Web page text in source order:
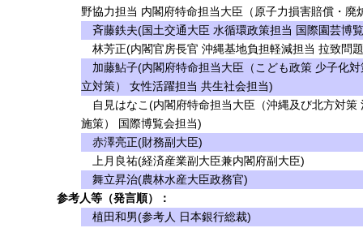
野協力担当 内閣府特命担当大臣（原子力損害賠償・廃
斉藤鉄夫(国土交通大臣 水循環政策担当 国際園芸博
林芳正(内閣官房長官 沖縄基地負担軽減担当 拉致問
加藤鮎子(内閣府特命担当大臣（こども政策 少子化
立対策） 女性活躍担当 共生社会担当)
自見はなこ(内閣府特命担当大臣（沖縄及び北方対策
施策） 国際博覧会担当)
赤澤亮正(財務副大臣)
上月良祐(経済産業副大臣兼内閣府副大臣)
舞立昇治(農林水産大臣政務官)
参考人等（発言順）：
植田和男(参考人 日本銀行総裁)